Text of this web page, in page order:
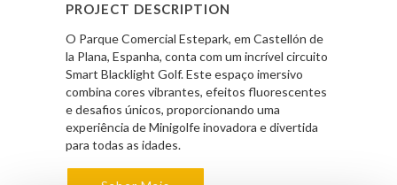
PROJECT DESCRIPTION
O Parque Comercial Estepark, em Castellón de
la Plana, Espanha, conta com um incrível circuito
Smart Blacklight Golf. Este espaço imersivo
combina cores vibrantes, efeitos fluorescentes
e desafios únicos, proporcionando uma
experiência de Minigolfe inovadora e divertida
para todas as idades.